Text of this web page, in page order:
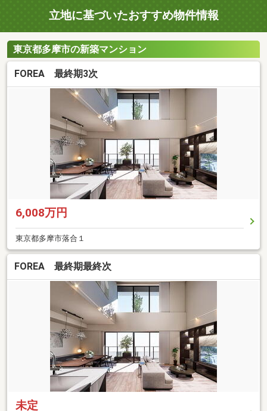
立地に基づいたおすすめ物件情報
東京都多摩市の新築マンション
FOREA 最終期3次
6,008万円
東京都多摩市落合１
FOREA 最終期最終次
未定